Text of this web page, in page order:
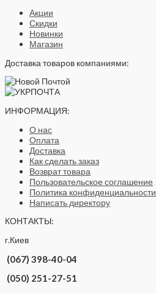
Акции
Скидки
Новинки
Магазин
Доставка товаров компаниями:
ИНФОРМАЦИЯ:
О нас
Оплата
Доставка
Как сделать заказ
Возврат товара
Пользовательское соглашение
Политика конфиденциальности
Написать директору
КОНТАКТЫ:
г.Киев
(067) 398-40-04
(050) 251-27-51